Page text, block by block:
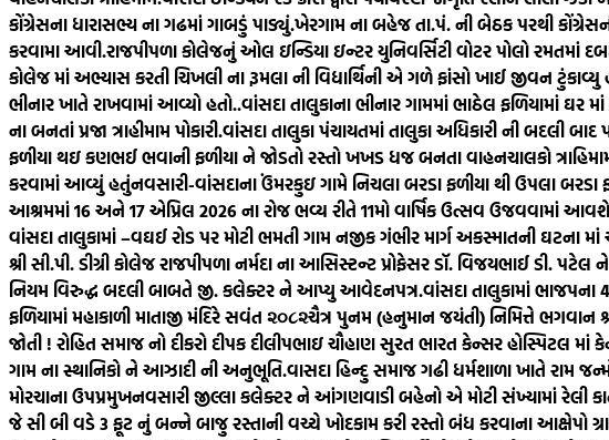
કોંગ્રેસના ધારાસભ્ય ના ગઢમાં ગાબડું પાડ્યું.ખેરગામ ના બહેજ તા.પં. ની બેઠક પરથી
કરવામા આવી.રાજપીપળા કોલેજનું ઓલ ઇન્ડિયા ઇન્ટર યુનિવર્સિટી વોટર પોલો રમતમાં
કોલેજ માં અભ્યાસ કરતી ચિખલી ના રૂમલા ની વિદ્યાર્થિની એ ગળે ફાંસો ખાઈ જીવન ટુંકાવ્યુ
ભીનાર ખાતે રાખવામાં આવ્યો હતો..વાંસદા તાલુકાના ભીનાર ગામમાં ભાઠેલ ફળિયામાં
ના બનતાં પ્રજા ત્રાહીમામ પોકારી.વાંસદા તાલુકા પંચાયતમાં તાલુકા અધિકારી ની બદલી
ફળીયા થઇ કણભઈ ભવાની ફળીયા ને જોડતો રસ્તો ખખડ ધજ બનતા વાહનચાલકો ત્રાહિમામ
કરવામાં આવ્યું હતુંનવસારી-વાંસદાના ઉંમરકુઇ ગામે નિચલા બરડા ફળીયા થી ઉપલા
આશ્રમમાં 16 અને 17 એપ્રિલ 2026 ના રોજ ભવ્ય રીતે 11મો વાર્ષિક ઉત્સવ ઉજવવામાં
વાંસદા તાલુકામાં –વઘઈ રોડ પર મોટી ભમતી ગામ નજીક ગંભીર માર્ગ અકસ્માતની ઘટના
શ્રી સી.પી. ડીગ્રી કોલેજ રાજપીપળા નર્મદા ના આસિસ્ટન્ટ પ્રોફેસર ડૉ. વિજયભાઈ ડી.
નિયમ વિરુદ્ધ બદલી બાબતે જી. કલેક્ટર ને આપ્યુ આવેદનપત્ર.વાંસદા તાલુકામાં ભાજપના
ફળિયામાં મહાકાળી માતાજી મંદિરે સવંત ‌‌૨૦૮૨ચૈત્ર‌ પુનમ (હનુમાન જયંતી) નિમિત્તે
જોતી ! રોહિત સમાજ નો દીકરો દીપક દીલીપભાઇ ચૌહાણ સુરત ભારત કેન્સર હોસ્પિટલ માં
ગામ ના સ્થાનિકો ને આઝાદી ની અનુભૂતિ.વાસદા હિન્દુ સમાજ ગઢી ધર્મશાળા ખાતે રામ
મોરચાના ઉપપ્રમુખનવસારી જીલ્લા કલેક્ટર ને આંગણવાડી બહેનો એ મોટી સંખ્યામાં રેલી
જે સી બી વડે 3 ફૂટ નું બન્ને બાજુ રસ્તાની વચ્ચે ખોદકામ કરી રસ્તો બંધ કરવાના આક્ષેપો